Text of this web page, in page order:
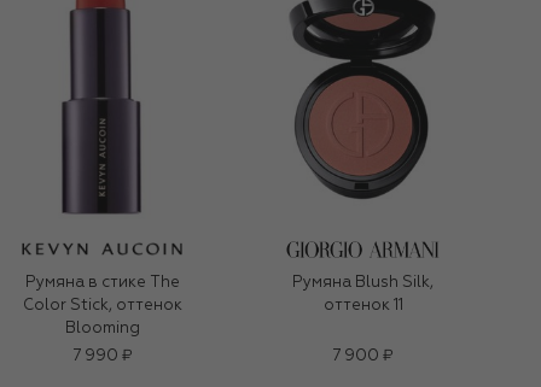
Румяна в стике The
Color Stick, оттенок
Blooming
7 990 ₽
Румяна Blush Silk,
оттенок 11
7 900 ₽